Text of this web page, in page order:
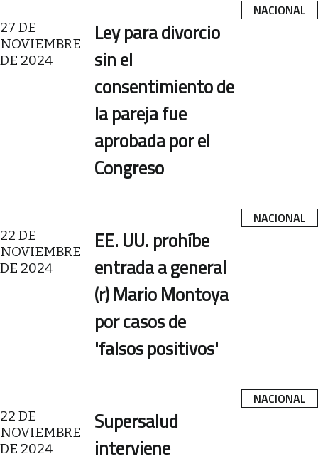
NACIONAL
NACIONAL
27 DE
NOVIEMBRE
DE 2024
Ley para divorcio
sin el
consentimiento de
la pareja fue
aprobada por el
Congreso
NACIONAL
22 DE
NOVIEMBRE
DE 2024
EE. UU. prohíbe
entrada a general
(r) Mario Montoya
por casos de
'falsos positivos'
22 DE
NOVIEMBRE
DE 2024
Supersalud
interviene